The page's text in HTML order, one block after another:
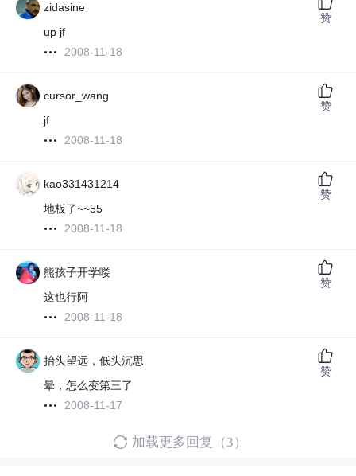
zidasine
up jf
2008-11-18
赞
cursor_wang
jf
2008-11-18
赞
kao331431214
地板了~~55
2008-11-18
赞
熊孩子开学喽
这也行阿
2008-11-18
赞
抬头望远，低头沉思
晕，怎么变第三了
2008-11-17
赞
加载更多回复（3）